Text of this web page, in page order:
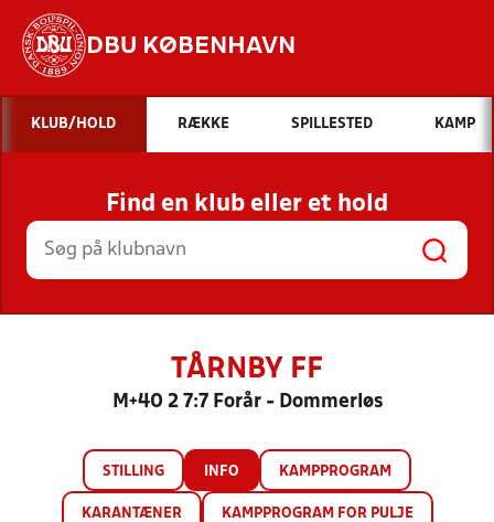
DBU KØBENHAVN
Hvad vil du søge efter?
INDHOLD OG NYHEDER
STILLINGER, RESULTATER, KLUBBER OG
HOLD
KLUB/HOLD RÆKKE SPILLESTED KAMP
Find en klub eller et hold
TÅRNBY FF
M+40 2 7:7 Forår - Dommerløs
STILLING INFO KAMPPROGRAM
KARANTÆNER KAMPPROGRAM FOR PULJE